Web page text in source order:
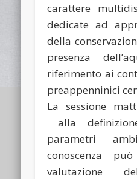
carattere
dedicate ad
della
presenza
riferimento ai
preappenninici
La sessione
alla
parametri
conoscenza
valutazione